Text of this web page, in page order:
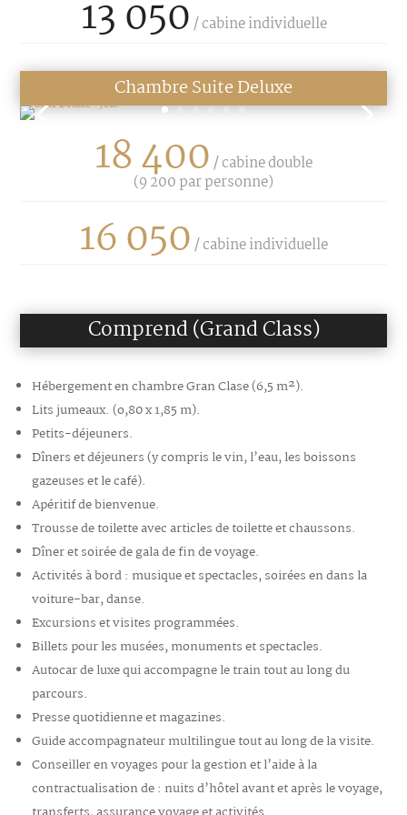
13 050 / cabine individuelle
Chambre Suite Deluxe
18 400 / cabine double
(9 200 par personne)
16 050 / cabine individuelle
Comprend (Grand Class)
Hébergement en chambre Gran Clase (6,5 m²).
Lits jumeaux. (o,80 x 1,85 m).
Petits-déjeuners.
Dîners et déjeuners (y compris le vin, l’eau, les boissons
gazeuses et le café).
Apéritif de bienvenue.
Trousse de toilette avec articles de toilette et chaussons.
Dîner et soirée de gala de fin de voyage.
Activités à bord : musique et spectacles, soirées en dans la
voiture-bar, danse.
Excursions et visites programmées.
Billets pour les musées, monuments et spectacles.
Autocar de luxe qui accompagne le train tout au long du
parcours.
Presse quotidienne et magazines.
Guide accompagnateur multilingue tout au long de la visite.
Conseiller en voyages pour la gestion et l’aide à la
contractualisation de : nuits d’hôtel avant et après le voyage,